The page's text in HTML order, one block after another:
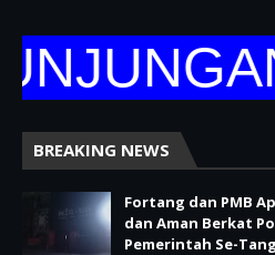
BREAKING NEWS
Fortang dan PMB
dan Aman Berkat
Pemerintah Se-